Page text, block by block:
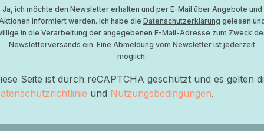
Ja, ich möchte den Newsletter erhalten und per E-Mail über Angebote und
informiert werden. Ich habe die Datenschutzerklärung gelesen
in die Verarbeitung der angegebenen E-Mail-Adresse zum Zweck
Newsletterversands ein. Eine Abmeldung vom Newsletter ist jederzeit
möglich.
Seite ist durch reCAPTCHA geschützt und es gelten
und Nutzungsbedingungen.